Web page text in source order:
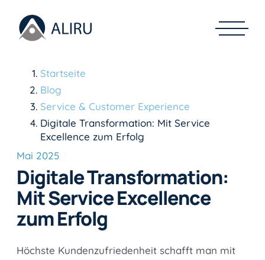
Startseite
Blog
Service & Customer Experience
Digitale Transformation: Mit Service
Excellence zum Erfolg
Mai 2025
Digitale Transformation:
Mit Service Excellence
zum Erfolg
Höchste Kundenzufriedenheit schafft man mit